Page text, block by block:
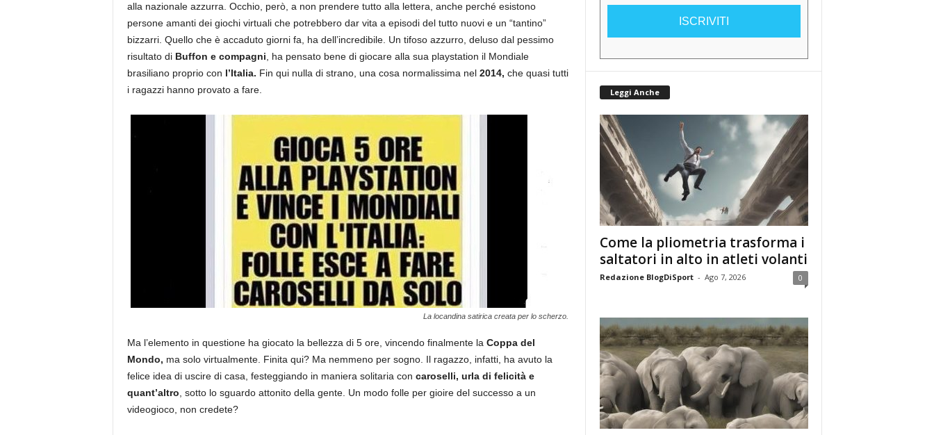
alla nazionale azzurra. Occhio, però, a non prendere tutto alla lettera, anche perché esistono
persone amanti dei giochi virtuali che potrebbero dar vita a episodi del tutto nuovi e un “tantino”
bizzarri. Quello che è accaduto giorni fa, ha dell’incredibile. Un tifoso azzurro, deluso dal pessimo
risultato di Buffon e compagni , ha pensato bene di giocare alla sua playstation il Mondiale
brasiliano proprio con l’Italia. Fin qui nulla di strano, una cosa normalissima nel 2014, che quasi tutti
i ragazzi hanno provato a fare.
La locandina satirica creata per lo scherzo.
Ma l’elemento in questione ha giocato la bellezza di 5 ore, vincendo finalmente la Coppa del
Mondo, ma solo virtualmente. Finita qui? Ma nemmeno per sogno. Il ragazzo, infatti, ha avuto la
felice idea di uscire di casa, festeggiando in maniera solitaria con caroselli, urla di felicità e
quant’altro , sotto lo sguardo attonito della gente. Un modo folle per gioire del successo a un
videogioco, non credete?
ISCRIVITI
Leggi Anche
Come la pliometria trasforma i
saltatori in alto in atleti volanti
Redazione BlogDiSport - Ago 7, 2026 0